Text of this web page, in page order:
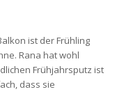
ist der Frühling
Rana hat wohl
Frühjahrsputz ist
dass sie